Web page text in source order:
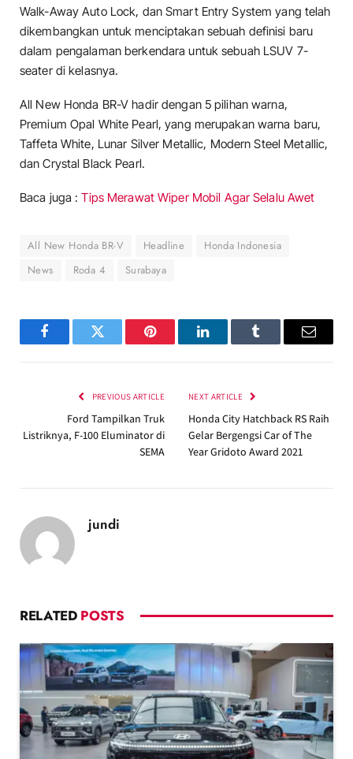
Walk-Away Auto Lock, dan Smart Entry System yang telah
dikembangkan untuk menciptakan sebuah definisi baru
dalam pengalaman berkendara untuk sebuah LSUV 7-
seater di kelasnya.
All New Honda BR-V hadir dengan 5 pilihan warna,
Premium Opal White Pearl, yang merupakan warna baru,
Taffeta White, Lunar Silver Metallic, Modern Steel Metallic,
dan Crystal Black Pearl.
Baca juga :Tips Merawat Wiper Mobil Agar Selalu Awet
All New Honda BR-V Headline
Honda Indonesia
News
Roda 4 Surabaya
FacebookTwitter Pinterest LinkedInTumblr Email
PREVIOUS ARTICLE
Ford Tampilkan Truk
Listriknya, F-100 Eluminator di
SEMA
NEXT ARTICLE
Honda City Hatchback RS Raih
Gelar Bergengsi Car of The
Year Gridoto Award 2021
jundi
RELATED POSTS